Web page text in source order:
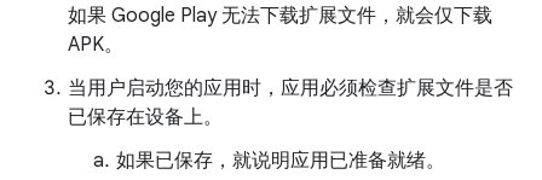
如果 Google Play 无法下载扩展文件，就会仅下载
APK。
当用户启动您的应用时，应用必须检查扩展文件是否
已保存在设备上。
如果已保存，就说明应用已准备就绪。